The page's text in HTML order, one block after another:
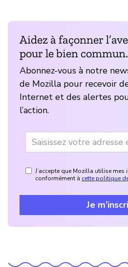
Aidez à façonner
pour le bien commun.
Abonnez-vous à notre
de Mozilla pour recevoir
Internet et des alertes
l’action.
J’accepte que Mozilla utilise
conformément à cette politique
Je